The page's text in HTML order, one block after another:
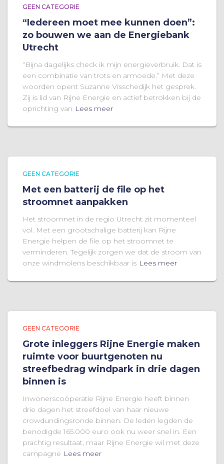
GEEN CATEGORIE
“Iedereen moet mee kunnen doen”:
zo bouwen we aan de Energiebank
Utrecht
“Bijna dagelijks check ik mijn energieverbruik. Dat is
een combinatie van trots en armoede.” Met deze
woorden opent Suzanne Visschedijk het gesprek.
Zij is lid van Rijne Energie en actief betrokken bij de
oprichting van Lees meer
GEEN CATEGORIE
Met een batterij de file op het
stroomnet aanpakken
Het stroomnet in de regio Utrecht zit momenteel
vol. Met een grootschalige batterij kan Rijne
Energie helpen de file op het stroomnet te
verminderen. Tegelijk zorgen we dat de stroom van
onze windmolens beschikbaar is Lees meer
GEEN CATEGORIE
Grote inleggers Rijne Energie maken
ruimte voor buurtgenoten nu
streefbedrag windpark in drie dagen
binnen is
Inwonerscoöperatie Rijne Energie heeft binnen
drie dagen het streefdoel van haar nieuwe
crowdundingsronde binnen. De leden legden de
benodigde 165.000 euro ook nu weer snel in. Een
prachtig resultaat, maar Rijne Energie wil met deze
campagne Lees meer